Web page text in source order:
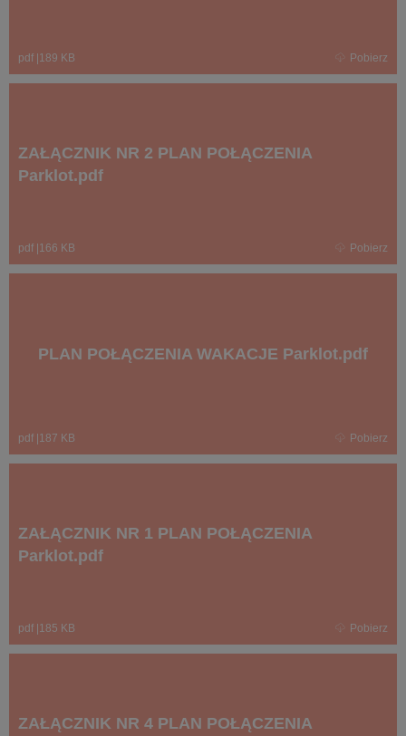
pdf 189 KB Pobierz
ZAŁĄCZNIK NR 2 PLAN POŁĄCZENIA
Parklot.pdf
pdf 166 KB Pobierz
PLAN POŁĄCZENIA WAKACJE Parklot.pdf
pdf 187 KB Pobierz
ZAŁĄCZNIK NR 1 PLAN POŁĄCZENIA
Parklot.pdf
pdf 185 KB Pobierz
ZAŁĄCZNIK NR 4 PLAN POŁĄCZENIA